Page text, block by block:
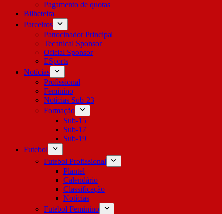
Pagamento de quotas
Bilheteira
Parceiros
Patrocinador Principal
Technical Sponsor
Oficial Sponsor
ESports
Notícias
Profissional
Feminino
Notícias Sub-23
Formação
Sub-15
Sub-17
Sub-19
Futebol
Futebol Profissional
Plantel
Calendário
Classificação
Notícias
Futebol Feminino